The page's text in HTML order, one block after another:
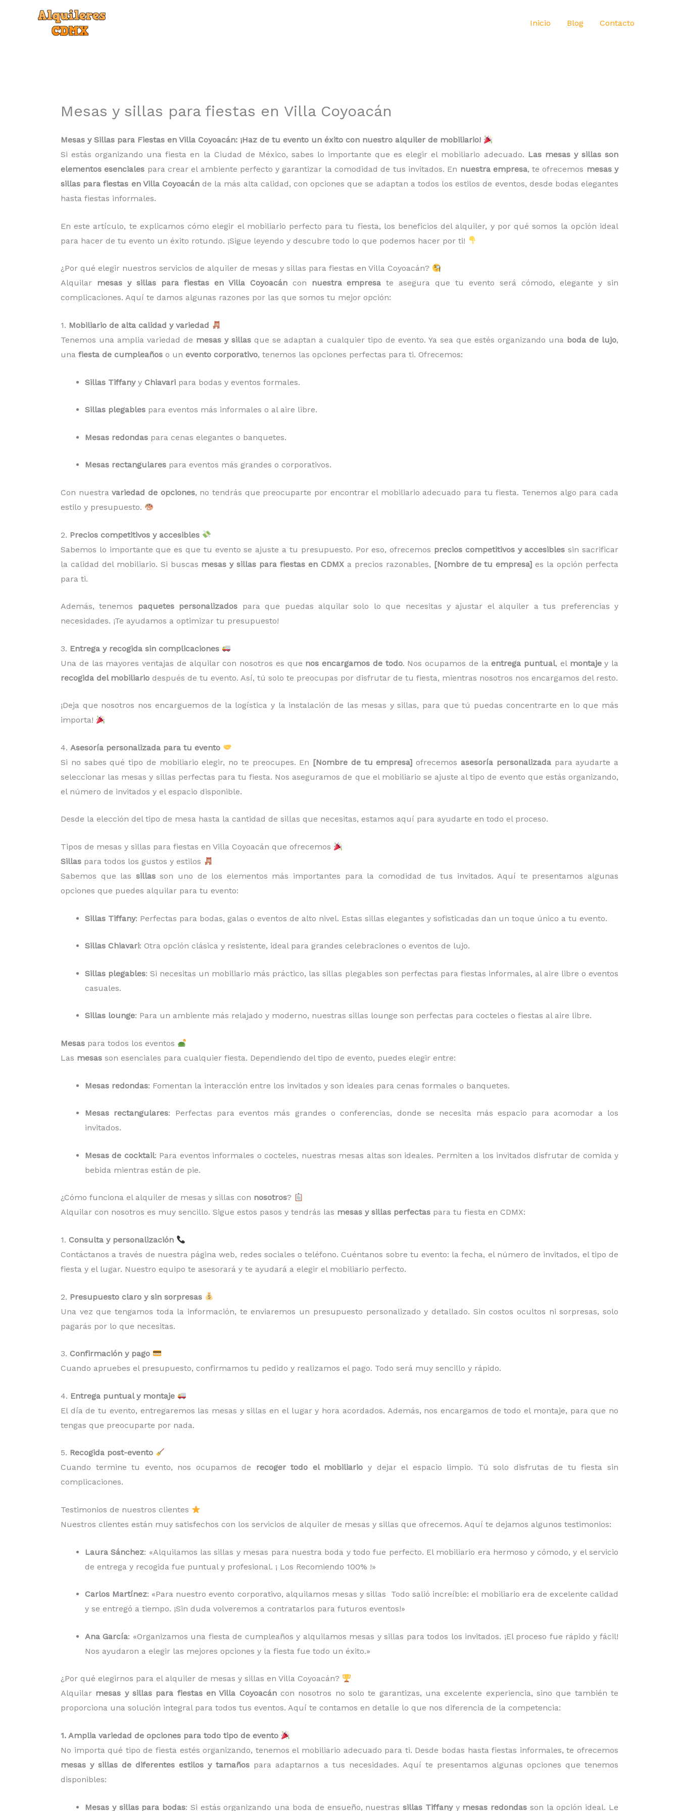
Inicio Blog Contacto
Mesas y sillas para fiestas en Villa Coyoacán
Mesas y Sillas para Fiestas en Villa Coyoacán: ¡Haz de tu evento un éxito con nuestro alquiler de mobiliario!
Si estás organizando una fiesta en la Ciudad de México, sabes lo importante que es elegir el mobiliario adecuado. Las mesas y sillas son
elementos esenciales para crear el ambiente perfecto y garantizar la comodidad de tus invitados. En nuestra empresa, te ofrecemos mesas y
sillas para fiestas en Villa Coyoacánde la más alta calidad, con opciones que se adaptan a todos los estilos de eventos, desde bodas elegantes
hasta fiestas informales.
En este artículo, te explicamos cómo elegir el mobiliario perfecto para tu fiesta, los beneficios del alquiler, y por qué somos la opción ideal
para hacer de tu evento un éxito rotundo. ¡Sigue leyendo y descubre todo lo que podemos hacer por ti!
¿Por qué elegir nuestros servicios de alquiler de mesas y sillas para fiestas en Villa Coyoacán?
Alquilar mesas y sillas para fiestas en Villa Coyoacáncon nuestra empresa te asegura que tu evento será cómodo, elegante y sin
complicaciones. Aquí te damos algunas razones por las que somos tu mejor opción:
1. Mobiliario de alta calidad y variedad
Tenemos una amplia variedad de mesas y sillas que se adaptan a cualquier tipo de evento. Ya sea que estés organizando una boda de lujo,
una fiesta de cumpleaños o un evento corporativo, tenemos las opciones perfectas para ti. Ofrecemos:
Sillas Tiffanyy Chiavari para bodas y eventos formales.
Sillas plegables para eventos más informales o al aire libre.
Mesas redondas para cenas elegantes o banquetes.
Mesas rectangulares para eventos más grandes o corporativos.
Con nuestravariedad de opciones, no tendrás que preocuparte por encontrar el mobiliario adecuado para tu fiesta. Tenemos algo para cada
estilo y presupuesto.
2. Precios competitivos y accesibles
Sabemos lo importante que es que tu evento se ajuste a tu presupuesto. Por eso, ofrecemos precios competitivos y accesibles sin sacrificar
la calidad del mobiliario. Si buscas mesas y sillas para fiestas en CDMXa precios razonables, [Nombre de tu empresa] es la opción perfecta
para ti.
Además, tenemos paquetes personalizados para que puedas alquilar solo lo que necesitas y ajustar el alquiler a tus preferencias y
necesidades. ¡Te ayudamos a optimizar tu presupuesto!
3. Entrega y recogida sin complicaciones
Una de las mayores ventajas de alquilar con nosotros es que nos encargamos de todo. Nos ocupamos de laentrega puntual, el montajey la
recogida del mobiliario después de tu evento. Así, tú solo te preocupas por disfrutar de tu fiesta, mientras nosotros nos encargamos del resto.
¡Deja que nosotros nos encarguemos de la logística y la instalación de las mesas y sillas, para que tú puedas concentrarte en lo que más
importa!
4. Asesoría personalizada para tu evento
Si no sabes qué tipo de mobiliario elegir, no te preocupes. En [Nombre de tu empresa] ofrecemos asesoría personalizadapara ayudarte a
seleccionar las mesas y sillas perfectas para tu fiesta. Nos aseguramos de que el mobiliario se ajuste al tipo de evento que estás organizando,
el número de invitados y el espacio disponible.
Desde la elección del tipo de mesa hasta la cantidad de sillas que necesitas, estamos aquí para ayudarte en todo el proceso.
Tipos de mesas y sillas para fiestas en Villa Coyoacán que ofrecemos
Sillas para todos los gustos y estilos
Sabemos que las sillasson uno de los elementos más importantes para la comodidad de tus invitados. Aquí te presentamos algunas
opciones que puedes alquilar para tu evento:
Sillas Tiffany: Perfectas para bodas, galas o eventos de alto nivel. Estas sillas elegantes y sofisticadas dan un toque único a tu evento.
Sillas Chiavari: Otra opción clásica y resistente, ideal para grandes celebraciones o eventos de lujo.
Sillas plegables: Si necesitas un mobiliario más práctico, las sillas plegables son perfectas para fiestas informales, al aire libre o eventos
casuales.
Sillas lounge: Para un ambiente más relajado y moderno, nuestras sillas lounge son perfectas para cocteles o fiestas al aire libre.
Mesas para todos los eventos
Las mesas son esenciales para cualquier fiesta. Dependiendo del tipo de evento, puedes elegir entre:
Mesas redondas: Fomentan la interacción entre los invitados y son ideales para cenas formales o banquetes.
Mesas rectangulares: Perfectas para eventos más grandes o conferencias, donde se necesita más espacio para acomodar a los
invitados.
Mesas de cocktail: Para eventos informales o cocteles, nuestras mesas altas son ideales. Permiten a los invitados disfrutar de comida y
bebida mientras están de pie.
¿Cómo funciona el alquiler de mesas y sillas con nosotros?
Alquilar con nosotros es muy sencillo. Sigue estos pasos y tendrás las mesas y sillas perfectas para tu fiesta en CDMX:
1. Consulta y personalización
Contáctanos a través de nuestra página web, redes sociales o teléfono. Cuéntanos sobre tu evento: la fecha, el número de invitados, el tipo de
fiesta y el lugar. Nuestro equipo te asesorará y te ayudará a elegir el mobiliario perfecto.
2. Presupuesto claro y sin sorpresas
Una vez que tengamos toda la información, te enviaremos un presupuesto personalizado y detallado. Sin costos ocultos ni sorpresas, solo
pagarás por lo que necesitas.
3. Confirmación y pago
Cuando apruebes el presupuesto, confirmamos tu pedido y realizamos el pago. Todo será muy sencillo y rápido.
4. Entrega puntual y montaje
El día de tu evento, entregaremos las mesas y sillas en el lugar y hora acordados. Además, nos encargamos de todo el montaje, para que no
tengas que preocuparte por nada.
5. Recogida post-evento
Cuando termine tu evento, nos ocupamos de recoger todo el mobiliario y dejar el espacio limpio. Tú solo disfrutas de tu fiesta sin
complicaciones.
Testimonios de nuestros clientes
Nuestros clientes están muy satisfechos con los servicios de alquiler de mesas y sillas que ofrecemos. Aquí te dejamos algunos testimonios:
Laura Sánchez: «Alquilamos las sillas y mesas para nuestra boda y todo fue perfecto. El mobiliario era hermoso y cómodo, y el servicio
de entrega y recogida fue puntual y profesional. ¡ Los Recomiendo 100% !»
Carlos Martínez: «Para nuestro evento corporativo, alquilamos mesas y sillas Todo salió increíble: el mobiliario era de excelente calidad
y se entregó a tiempo. ¡Sin duda volveremos a contratarlos para futuros eventos!»
Ana García: «Organizamos una fiesta de cumpleaños y alquilamos mesas y sillas para todos los invitados. ¡El proceso fue rápido y fácil!
Nos ayudaron a elegir las mejores opciones y la fiesta fue todo un éxito.»
¿Por qué elegirnos para el alquiler de mesas y sillas en Villa Coyoacán?
Alquilar mesas y sillas para fiestas en Villa Coyoacán con nosotros no solo te garantizas, una excelente experiencia, sino que también te
proporciona una solución integral para todos tus eventos. Aquí te contamos en detalle lo que nos diferencia de la competencia:
1. Amplia variedad de opciones para todo tipo de evento
No importa qué tipo de fiesta estés organizando, tenemos el mobiliario adecuado para ti. Desde bodas hasta fiestas informales, te ofrecemos
mesas y sillas de diferentes estilos y tamaños para adaptarnos a tus necesidades. Aquí te presentamos algunas opciones que tenemos
disponibles:
Mesas y sillas para bodas: Si estás organizando una boda de ensueño, nuestrassillas Tiffanyy mesas redondas son la opción ideal. Le